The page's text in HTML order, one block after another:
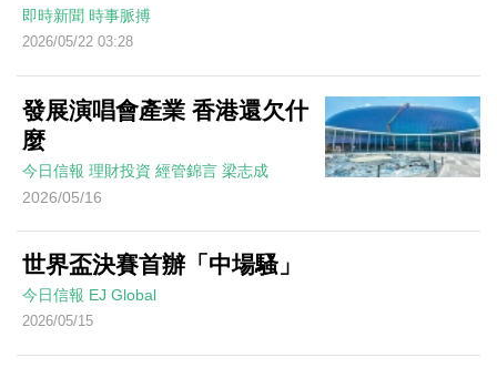
即時新聞 時事脈搏
2026/05/22 03:28
發展演唱會產業 香港還欠什
麼
今日信報 理財投資 經管錦言 梁志成
2026/05/16
世界盃決賽首辦「中場騷」
今日信報 EJ Global
2026/05/15